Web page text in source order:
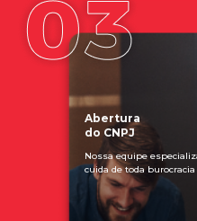
Abertura
do CNPJ
Nossa equipe
cuida de toda burocracia